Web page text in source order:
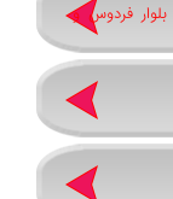
بلوار فردوس و